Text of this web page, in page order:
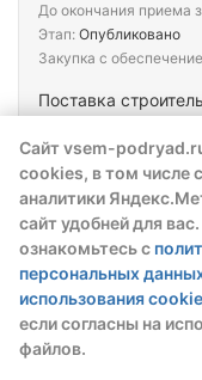
Сайт vsem-
cookies, в том числе
аналитики
сайт удобней для
ознакомьтесь с
персональных
использования
если согласны на
файлов.
Поставка
МБУ "ККБУ"
До окончания приема
Этап: Опубликовано
Закупка с
Тендер
Начальная цена
865 360,00 ₽
Тип закупки: